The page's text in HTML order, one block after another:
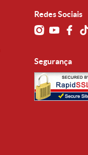
Redes Sociais
Segurança